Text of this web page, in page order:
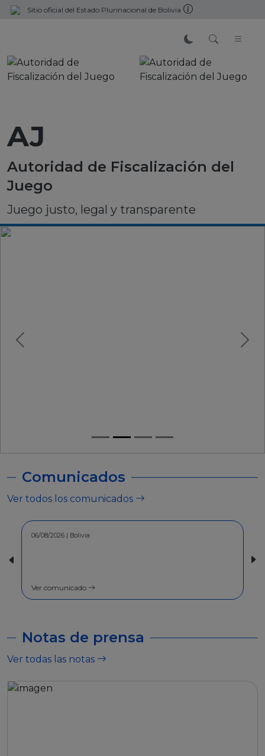
Sitio oficial del Estado Plurinacional de Bolivia
AJ
Autoridad de Fiscalización del
Juego
Juego justo, legal y transparente
Comunicados
Ver todos los comunicados
06/08/2026 | Bolivia
Ver comunicado
COMUNICADO - A la
Notas de prensa
Ver todas las notas